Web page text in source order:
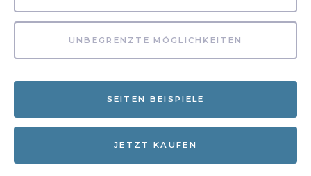
UNBEGRENZTE MÖGLICHKEITEN
SEITEN BEISPIELE
JETZT KAUFEN